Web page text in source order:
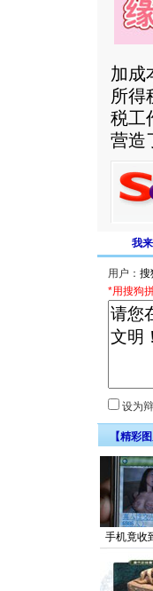
加成
所得
税工
营造
我
用户：
*用搜狗
设为
【精彩
手机竟收